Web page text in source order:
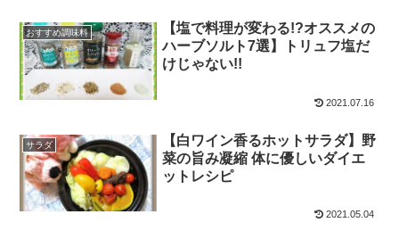
おすすめ調味料
【塩で料理が変わる!?オススメの
ハーブソルト7選】トリュフ塩だ
けじゃない!!
2021.07.16
サラダ
【白ワイン香るホットサラダ】野
菜の旨み凝縮 体に優しいダイエ
ットレシピ
2021.05.04